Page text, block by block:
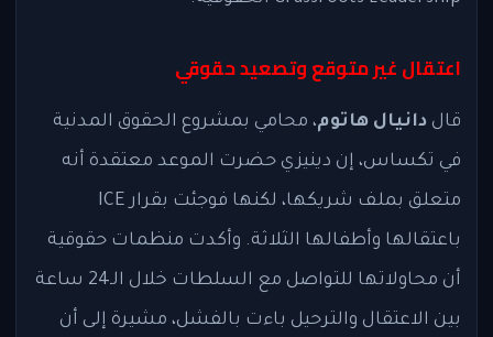
اعتقال غير متوقع وتصعيد حقوقي
قال دانيال هاتوم، محامي بمشروع الحقوق المدنية
في تكساس، إن دينيزي حضرت الموعد معتقدة أنه
متعلق بملف شريكها، لكنها فوجئت بقرار ICE
باعتقالها وأطفالها الثلاثة. وأكدت منظمات حقوقية
أن محاولاتها للتواصل مع السلطات خلال الـ24 ساعة
بين الاعتقال والترحيل باءت بالفشل، مشيرة إلى أن